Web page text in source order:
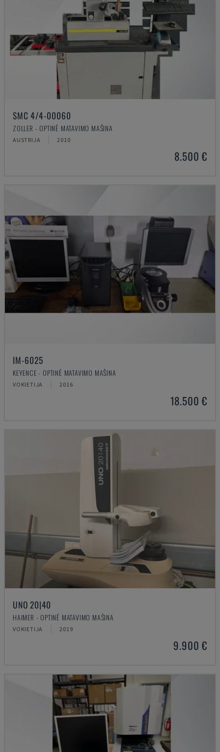
SMC 4/4-00060
ZOLLER - OPTINĖ MATAVIMO MAŠINA
AUSTRIJA 2010
8.500 €
IM-6025
KEYENCE - OPTINĖ MATAVIMO MAŠINA
VOKIETIJA 2016
18.500 €
UNO 20|40
HAIMER - OPTINĖ MATAVIMO MAŠINA
VOKIETIJA 2019
9.900 €